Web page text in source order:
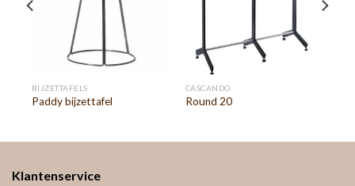
BIJZETTAFELS
Paddy bijzettafel
CASCANDO
Round 20
Klantenservice